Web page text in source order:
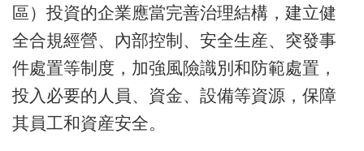
區）投資的企業應當完善治理結構，建立健
全合規經營、內部控制、安全生産、突發事
件處置等制度，加強風險識別和防範處置，
投入必要的人員、資金、設備等資源，保障
其員工和資産安全。